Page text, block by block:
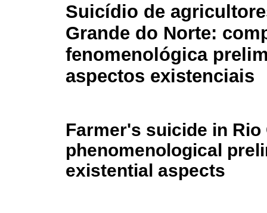
Suicídio de
Grande do Norte:
fenomenológica
aspectos existenciais
Farmer's suicide in Rio
phenomenological
existential aspects